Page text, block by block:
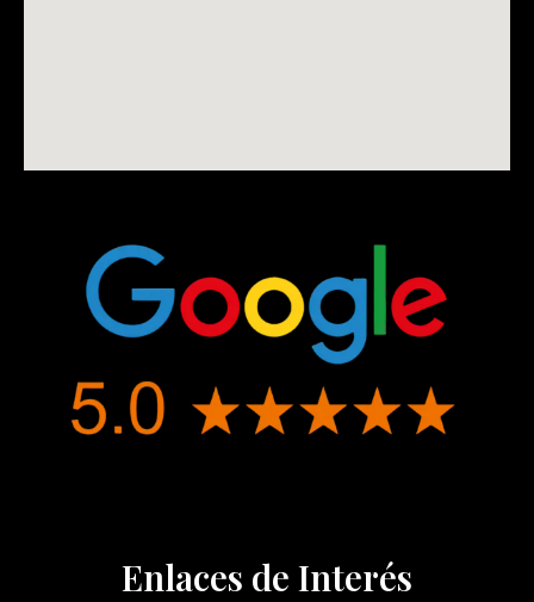
Enlaces de Interés